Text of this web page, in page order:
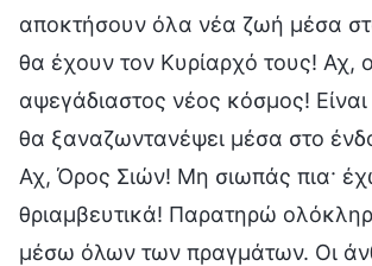
αποκτήσουν όλα νέα ζωή μέσα
θα έχουν τον Κυρίαρχό τους! Αχ,
αψεγάδιαστος νέος κόσμος!
θα ξαναζωντανέψει μέσα στο
Αχ, Όρος Σιών! Μη σιωπάς πια·
θριαμβευτικά! Παρατηρώ
μέσω όλων των πραγμάτων. Οι